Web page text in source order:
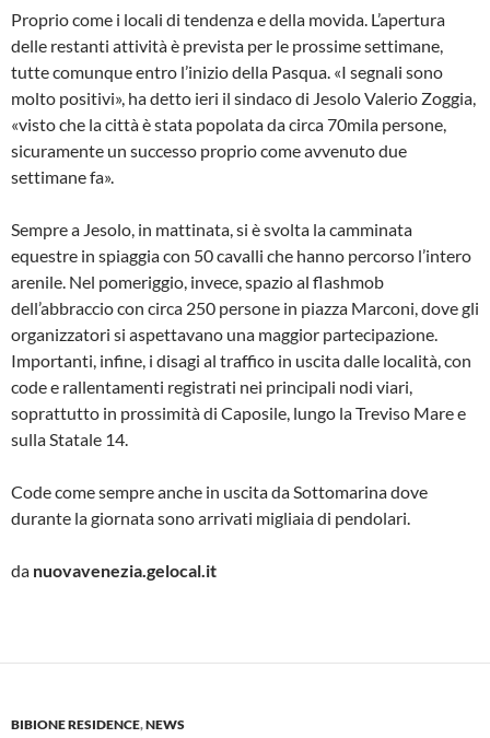
Proprio come i locali di tendenza e della movida. L’apertura
delle restanti attività è prevista per le prossime settimane,
tutte comunque entro l’inizio della Pasqua. «I segnali sono
molto positivi», ha detto ieri il sindaco di Jesolo Valerio Zoggia,
«visto che la città è stata popolata da circa 70mila persone,
sicuramente un successo proprio come avvenuto due
settimane fa».
Sempre a Jesolo, in mattinata, si è svolta la camminata
equestre in spiaggia con 50 cavalli che hanno percorso l’intero
arenile. Nel pomeriggio, invece, spazio al flashmob
dell’abbraccio con circa 250 persone in piazza Marconi, dove gli
organizzatori si aspettavano una maggior partecipazione.
Importanti, infine, i disagi al traffico in uscita dalle località, con
code e rallentamenti registrati nei principali nodi viari,
soprattutto in prossimità di Caposile, lungo la Treviso Mare e
sulla Statale 14.
Code come sempre anche in uscita da Sottomarina dove
durante la giornata sono arrivati migliaia di pendolari.
da nuovavenezia.gelocal.it
BIBIONE RESIDENCE,NEWS